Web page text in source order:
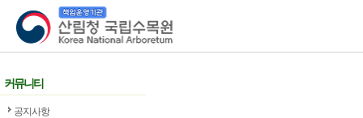
산림청 국립수목원
커뮤니티
공지사항